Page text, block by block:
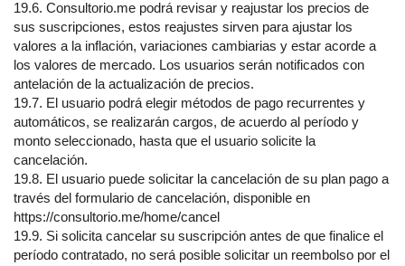
19.6. Consultorio.me podrá revisar y reajustar los precios de
sus suscripciones, estos reajustes sirven para ajustar los
valores a la inflación, variaciones cambiarias y estar acorde a
los valores de mercado. Los usuarios serán notificados con
antelación de la actualización de precios.
19.7. El usuario podrá elegir métodos de pago recurrentes y
automáticos, se realizarán cargos, de acuerdo al período y
monto seleccionado, hasta que el usuario solicite la
cancelación.
19.8. El usuario puede solicitar la cancelación de su plan pago a
través del formulario de cancelación, disponible en
https://consultorio.me/home/cancel
19.9. Si solicita cancelar su suscripción antes de que finalice el
período contratado, no será posible solicitar un reembolso por el